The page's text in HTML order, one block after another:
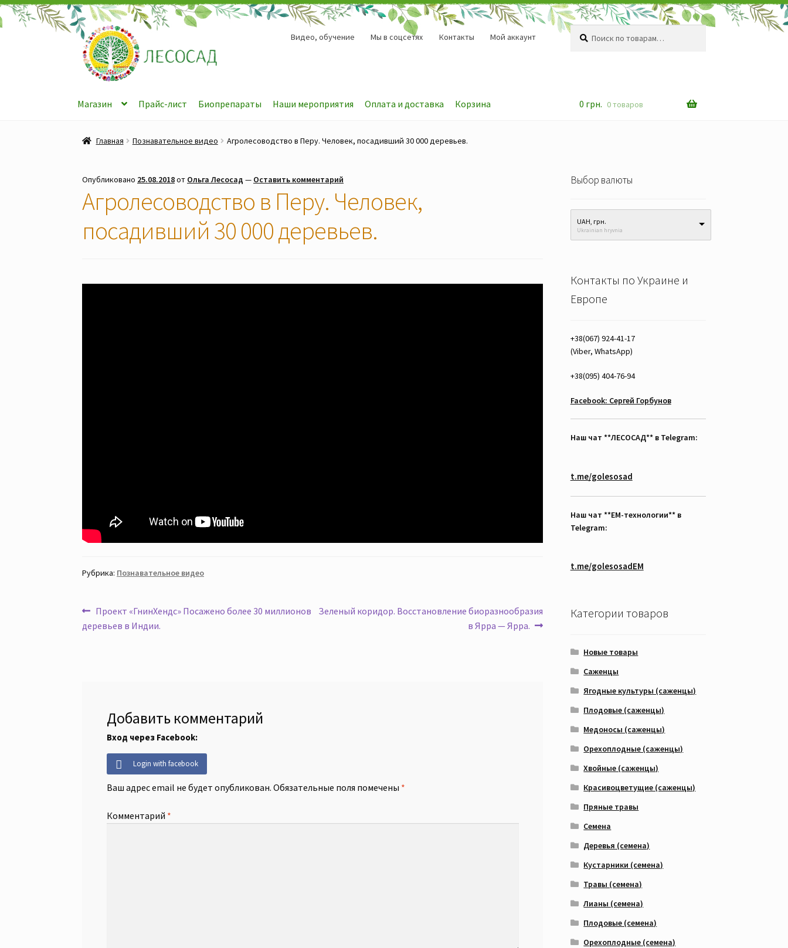
Перейти
к
навигации
Перейти
к
содержимому
Видео, обучение Мы в соцсетях Контакты Мой аккаунт
Искать:
Поиск
Магазин Прайс-лист Биопрепараты Наши мероприятия Оплата и доставка Корзина 0 грн. 0 товаров
Главная Познавательное видео Агролесоводство в Перу. Человек, посадивший 30 000 деревьев.
Опубликовано 25.08.2018от Ольга Лесосад — Оставить комментарий
Агролесоводство в Перу. Человек,
посадивший 30 000 деревьев.
Рубрика: Познавательное видео
Навигация
по
Предыдущая
запись:
Проект «ГнинХендс» Посажено более 30 миллионов
деревьев в Индии.
Следующая
Зеленый коридор. Восстановление биоразнообразия
в Ярра — Ярра.
Добавить комментарий
Вход через Facebook:
Login with facebook
Ваш адрес email не будет опубликован. Обязательные поля помечены *
Комментарий *
Выбор валюты
UAH, грн.
Ukrainian hryvnia
Контакты по Украине и
Европе
+38(067) 924-41-17
(Viber, WhatsApp)
+38(095) 404-76-94
Facebook: Сергей Горбунов
Наш чат **ЛЕСОСАД** в Telegram:
t.me/golesosad
Наш чат **EM-технологии** в
Telegram:
t.me/golesosadEM
Категории товаров
Новые товары
Саженцы
Ягодные культуры (саженцы)
Плодовые (саженцы)
Медоносы (саженцы)
Орехоплодные (саженцы)
Хвойные (саженцы)
Красивоцветущие (саженцы)
Пряные травы
Семена
Деревья (семена)
Кустарники (семена)
Травы (семена)
Лианы (семена)
Плодовые (семена)
Орехоплодные (семена)